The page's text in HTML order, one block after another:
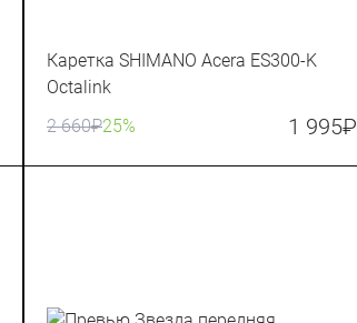
Каретка SHIMANO Acera ES300-K
Octalink
2 660₽25% 1 995₽